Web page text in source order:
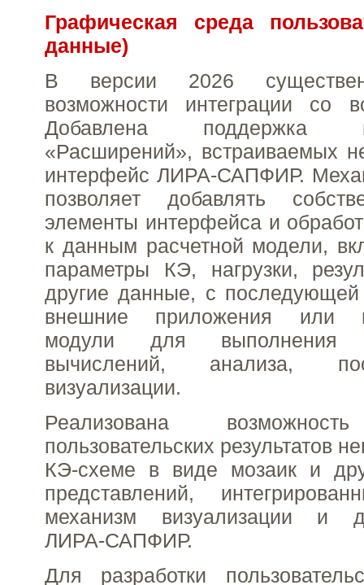
Графическая среда
данные)
В версии 2026
возможности интеграции со
Добавлена поддержка
«Расширений», встраиваемых
интерфейс ЛИРА-САПФИР.
позволяет добавлять
элементы интерфейса и
к данным расчетной модели,
параметры КЭ, нагрузки,
другие данные, с
внешние приложения или
модули для выполнения
вычислений, анализа,
визуализации.
Реализована
пользовательских результатов
КЭ-схеме в виде мозаик и
представлений,
механизм визуализации и
ЛИРА-САПФИР.
Для разработки